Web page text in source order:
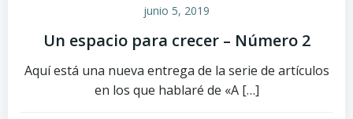
junio 5, 2019
Un espacio para crecer – Número 2
Aquí está una nueva entrega de la serie de artículos
en los que hablaré de «A […]